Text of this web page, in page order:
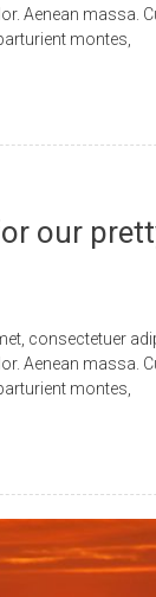
Aenean massa.
montes,
our
consectetuer
Aenean massa.
montes,